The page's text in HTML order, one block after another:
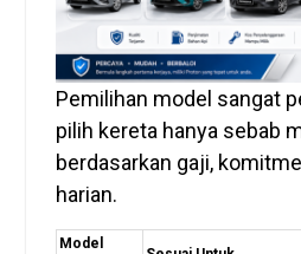
Pemilihan model sangat
pilih kereta hanya sebab
berdasarkan gaji,
harian.
Model